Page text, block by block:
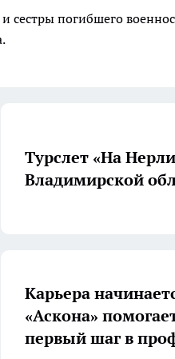
и сестры погибшего
Турслет «На
Владимирской
Карьера
«Аскона»
первый шаг в